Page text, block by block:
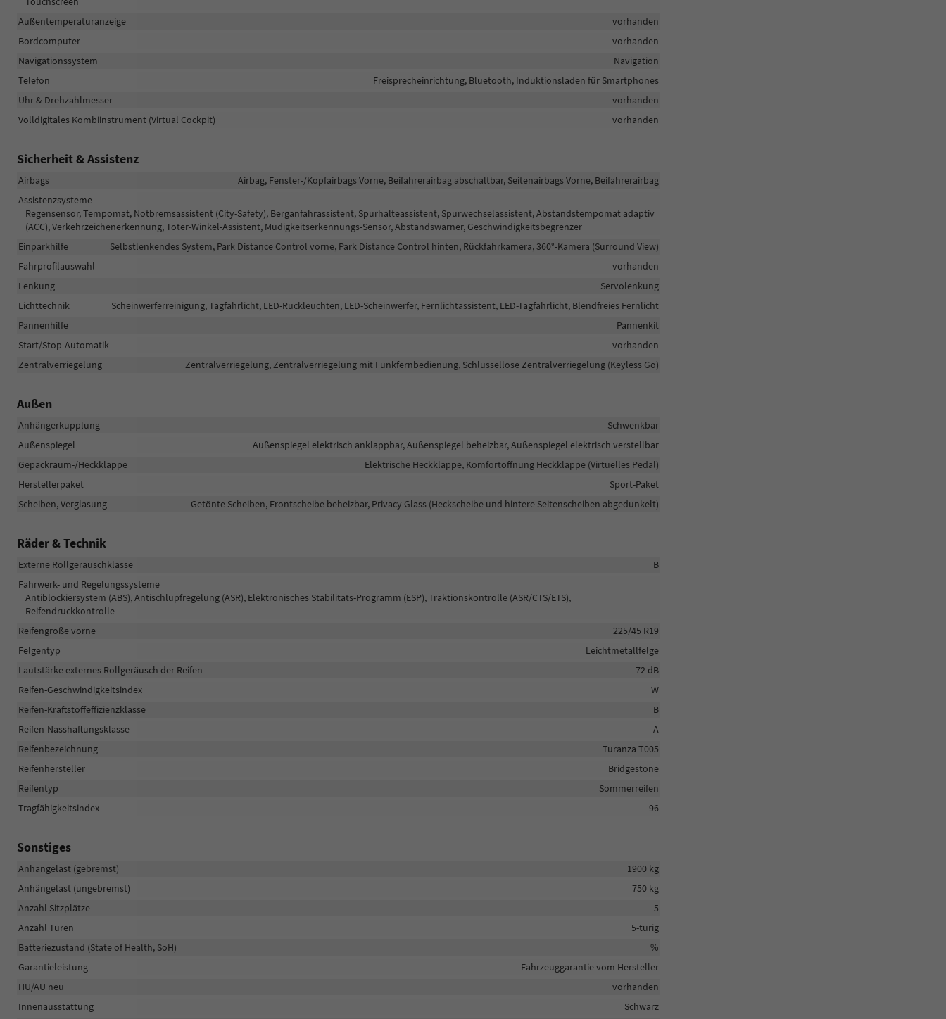
Außentemperaturanzeige
vorhanden
Bordcomputer
vorhanden
Navigationssystem
Navigation
Telefon
Freisprecheinrichtung, Bluetooth, Induktionsladen für Smartphones
Uhr & Drehzahlmesser
vorhanden
Volldigitales Kombiinstrument (Virtual Cockpit)
vorhanden
Sicherheit & Assistenz
Airbags
Airbag, Fenster-/Kopfairbags Vorne, Beifahrerairbag abschaltbar, Seitenairbags Vorne, Beifahrerairbag
Assistenzsysteme
Regensensor, Tempomat, Notbremsassistent (City-Safety), Berganfahrassistent, Spurhalteassistent, Spurwechselassistent, Abstandstempomat adaptiv
(ACC), Verkehrzeichenerkennung, Toter-Winkel-Assistent, Müdigkeitserkennungs-Sensor, Abstandswarner, Geschwindigkeitsbegrenzer
Einparkhilfe
Selbstlenkendes System, Park Distance Control vorne, Park Distance Control hinten, Rückfahrkamera, 360°-Kamera (Surround View)
Fahrprofilauswahl
vorhanden
Lenkung
Servolenkung
Lichttechnik
Scheinwerferreinigung, Tagfahrlicht, LED-Rückleuchten, LED-Scheinwerfer, Fernlichtassistent, LED-Tagfahrlicht, Blendfreies Fernlicht
Pannenhilfe
Pannenkit
Start/Stop-Automatik
vorhanden
Zentralverriegelung
Zentralverriegelung, Zentralverriegelung mit Funkfernbedienung, Schlüssellose Zentralverriegelung (Keyless Go)
Außen
Anhängerkupplung
Schwenkbar
Außenspiegel
Außenspiegel elektrisch anklappbar, Außenspiegel beheizbar, Außenspiegel elektrisch verstellbar
Gepäckraum-/Heckklappe
Elektrische Heckklappe, Komfortöffnung Heckklappe (Virtuelles Pedal)
Herstellerpaket
Sport-Paket
Scheiben, Verglasung
Getönte Scheiben, Frontscheibe beheizbar, Privacy Glass (Heckscheibe und hintere Seitenscheiben abgedunkelt)
Räder & Technik
Externe Rollgeräuschklasse
B
Fahrwerk- und Regelungssysteme
Antiblockiersystem (ABS), Antischlupfregelung (ASR), Elektronisches Stabilitäts-Programm (ESP), Traktionskontrolle (ASR/CTS/ETS),
Reifendruckkontrolle
Reifengröße vorne
225/45 R19
Felgentyp
Leichtmetallfelge
Lautstärke externes Rollgeräusch der Reifen
72 dB
Reifen-Geschwindigkeitsindex
W
Reifen-Kraftstoffeffizienzklasse
B
Reifen-Nasshaftungsklasse
A
Reifenbezeichnung
Turanza T005
Reifenhersteller
Bridgestone
Reifentyp
Sommerreifen
Tragfähigkeitsindex
96
Sonstiges
Anhängelast (gebremst)
1900 kg
Anhängelast (ungebremst)
750 kg
Anzahl Sitzplätze
5
Anzahl Türen
5-türig
Batteriezustand (State of Health, SoH)
%
Garantieleistung
Fahrzeuggarantie vom Hersteller
HU/AU neu
vorhanden
Innenausstattung
Schwarz